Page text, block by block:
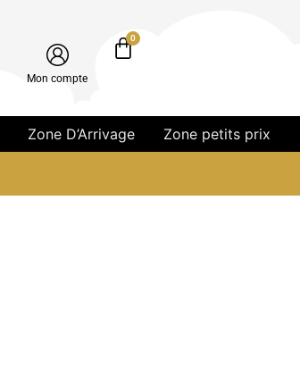
Mon compte
0
Zone D’Arrivage Zone petits prix